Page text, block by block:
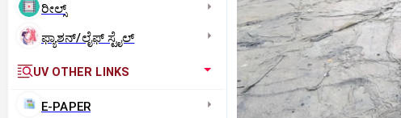
ರೀಲ್ಸ್
ಫ್ಯಾಶನ್/ಲೈಫ್‌ ಸ್ಟೈಲ್
UV OTHER LINKS
E-PAPER